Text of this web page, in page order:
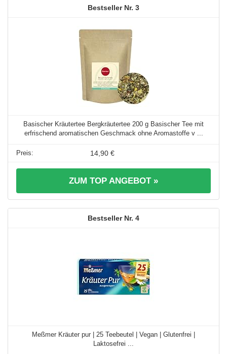
3
Basischer Kräutertee Bergkräutertee 200 g Basischer Tee mit
erfrischend aromatischen Geschmack ohne Aromastoffe v ...
14,90 €
ZUM TOP ANGEBOT »
4
Meßmer Kräuter pur | 25 Teebeutel | Vegan | Glutenfrei |
Laktosefrei ...